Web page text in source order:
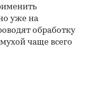
уже на
обработку
чаще всего